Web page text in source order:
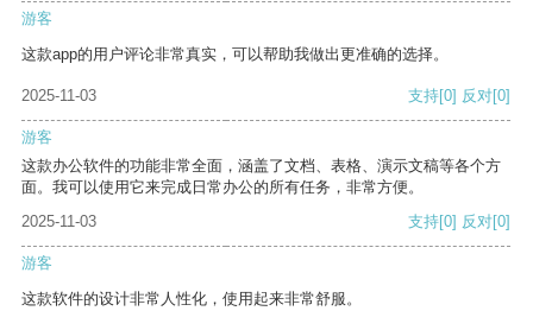
游客
这款app的用户评论非常真实，可以帮助我做出更准确的选择。
2025-11-03 支持[0] 反对[0]
游客
这款办公软件的功能非常全面，涵盖了文档、表格、演示文稿等各个方
面。我可以使用它来完成日常办公的所有任务，非常方便。
2025-11-03
支持[0] 反对[0]
游客
这款软件的设计非常人性化，使用起来非常舒服。